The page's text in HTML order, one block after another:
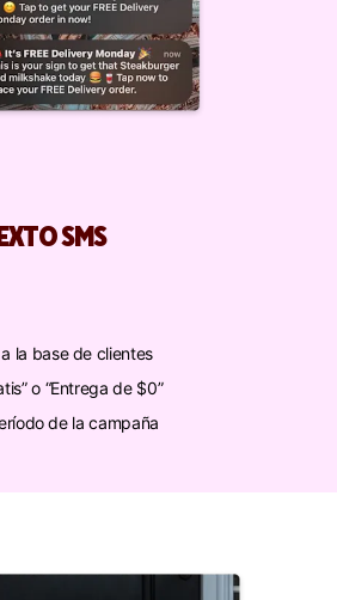
SMS
la base de clientes
o “Entrega de $0”
de la campaña